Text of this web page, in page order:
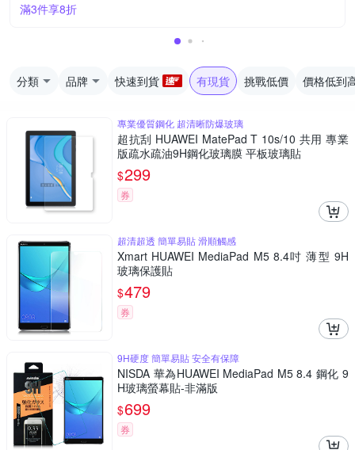
滿3件享8折
分類 品牌 快速到貨 有現貨 挑戰低價 價格低到
專業優質鋼化 超清晰防爆玻璃
超抗刮 HUAWEI MatePad T 10s/10 共用 專業
版疏水疏油9H鋼化玻璃膜 平板玻璃貼
$299
券
超清超透 簡單易貼 滑順觸感
Xmart HUAWEI MediaPad M5 8.4吋 薄型 9H
玻璃保護貼
$479
券
9H硬度 簡單易貼 安全有保障
NISDA 華為HUAWEI MediaPad M5 8.4 鋼化 9
H玻璃螢幕貼-非滿版
$699
券